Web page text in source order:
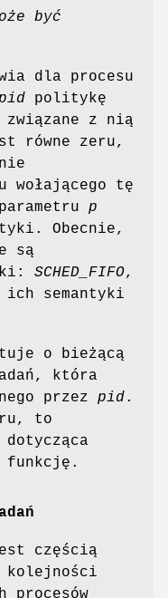
być
dla procesu
politykę
związane z nią
równe zeru,
wołającego tę
p
Obecnie,
są
SCHED_FIFO,
ich semantyki
o bieżącą
która
przez pid.
to
funkcję.
częścią
kolejności
procesów